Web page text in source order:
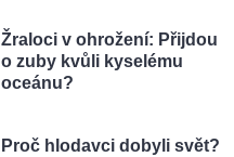
Žraloci v ohrožení: Přijdou
o zuby kvůli kyselému
oceánu?
Proč hlodavci dobyli svět?